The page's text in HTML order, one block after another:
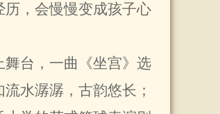
，会慢慢变成孩子心
台，一曲《坐宫》选
水潺潺，古韵悠长；